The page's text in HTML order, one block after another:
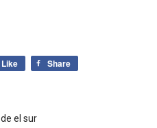
Like
Share
el sur